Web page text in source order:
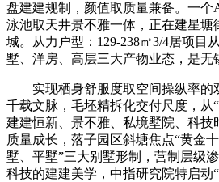
盘建建规制，颜值取质量兼备。一个
泳池取天井景不雅一体，正在建星塘
城。从力户型：129-238㎡3/4居项目
墅、洋房、高层三大产物业态，是无
实现栖身舒服度取空间操纵率的
千载文脉，毛坯精拆化交付尺度，从
建建恒新、景不雅、私境墅院、科技
质量成长，落子园区斜塘焦点“黄金
墅、平墅”三大别墅形制，营制层级
科技的建建美学，中指研究院特启动